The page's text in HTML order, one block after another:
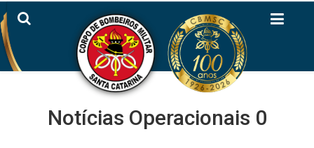
Notícias Operacionais 0